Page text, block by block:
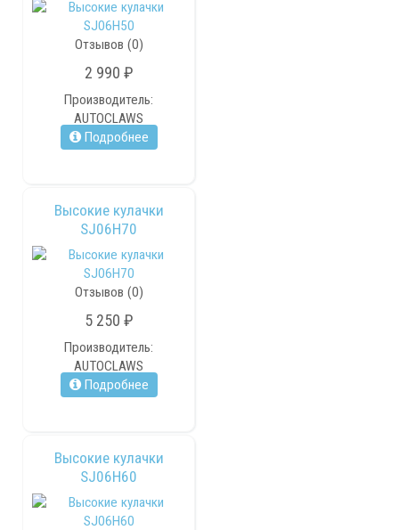
Отзывов (0)
2 990 ₽
Производитель:
AUTOCLAWS
Подробнее
Высокие кулачки
SJ06H70
Отзывов (0)
5 250 ₽
Производитель:
AUTOCLAWS
Подробнее
Высокие кулачки
SJ06H60